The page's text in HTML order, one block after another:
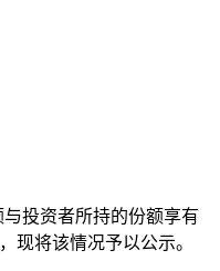
投资者所持的份额享有
现将该情况予以公示。